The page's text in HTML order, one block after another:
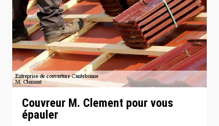
Couvreur M. Clement pour vous
épauler